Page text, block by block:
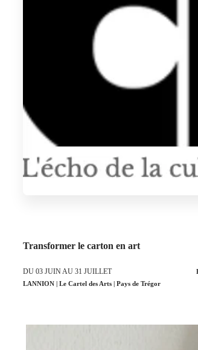
Transformer le carton en art
DU 03 JUIN AU 31 JUILLET
LANNION | Le Cartel des Arts | Pays de Trégor